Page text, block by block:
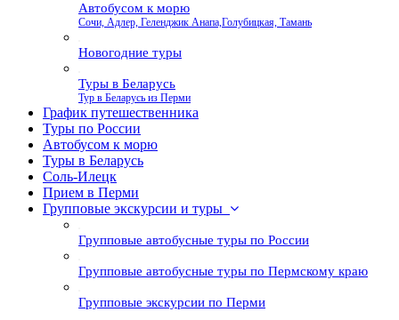
Автобусом к морю
Сочи, Адлер, Геленджик Анапа,Голубицкая, Тамань
Новогодние туры
Туры в Беларусь
Тур в Беларусь из Перми
График путешественника
Туры по России
Автобусом к морю
Туры в Беларусь
Соль-Илецк
Прием в Перми
Групповые экскурсии и туры
Групповые автобусные туры по России
Групповые автобусные туры по Пермскому краю
Групповые экскурсии по Перми